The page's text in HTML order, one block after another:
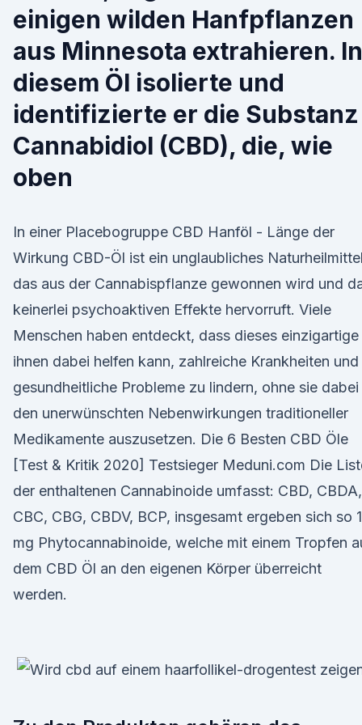
einigen wilden Hanfpflanzen
aus Minnesota extrahieren. In
diesem Öl isolierte und
identifizierte er die Substanz
Cannabidiol (CBD), die, wie
oben
In einer Placebogruppe CBD Hanföl - Länge der
Wirkung CBD-Öl ist ein unglaubliches
das aus der Cannabispflanze gewonnen wird und
keinerlei psychoaktiven Effekte hervorruft. Viele
Menschen haben entdeckt, dass dieses einzigartige
ihnen dabei helfen kann, zahlreiche Krankheiten und
gesundheitliche Probleme zu lindern, ohne sie dabei
den unerwünschten Nebenwirkungen traditioneller
Medikamente auszusetzen. Die 6 Besten CBD Öle
[Test & Kritik 2020] Testsieger Meduni.com Die
der enthaltenen Cannabinoide umfasst: CBD, CBDA,
CBC, CBG, CBDV, BCP, insgesamt ergeben sich so
mg Phytocannabinoide, welche mit einem Tropfen
dem CBD Öl an den eigenen Körper überreicht
werden.